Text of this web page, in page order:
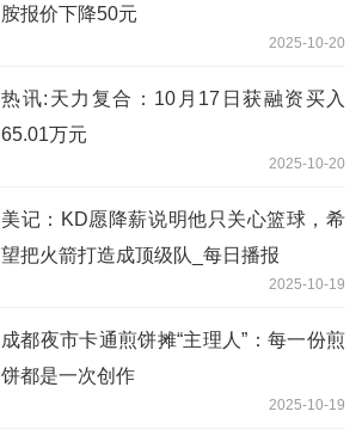
胺报价下降50元
2025-10-20
热讯:天力复合：10月17日获融资买入
65.01万元
2025-10-20
美记：KD愿降薪说明他只关心篮球，希
望把火箭打造成顶级队_每日播报
2025-10-19
成都夜市卡通煎饼摊“主理人”：每一份煎
饼都是一次创作
2025-10-19